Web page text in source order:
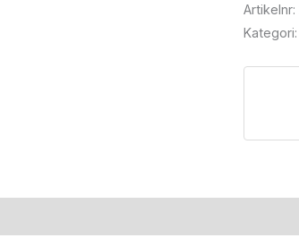
Artikelnr:
Kategori: